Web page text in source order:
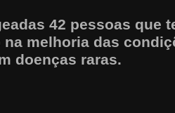
42 pessoas que
na melhoria das
doenças raras.